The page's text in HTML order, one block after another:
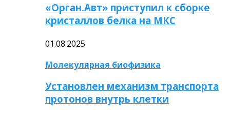
«Орган.Авт» приступил к сборке
кристаллов белка на МКС
01.08.2025
Молекулярная биофизика
Установлен механизм транспорта
протонов внутрь клетки